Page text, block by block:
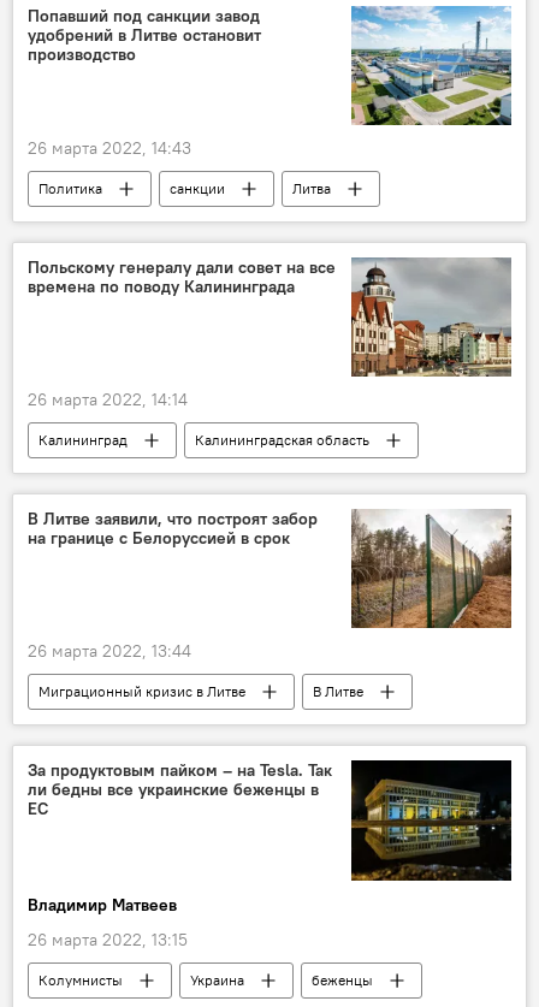
Попавший под санкции завод
удобрений в Литве остановит
производство
26 марта 2022, 14:43
Политика санкции
Литва
завод
предприятия Россия
Польскому генералу дали совет на все
времена по поводу Калининграда
26 марта 2022, 14:14
Калининград
Калининградская область
Россия
Польша
Политика
политические отношения
В Литве заявили, что построят забор
на границе с Белоруссией в срок
26 марта 2022, 13:44
Миграционный кризис в Литве
В Литве
Литва
Белоруссия
миграционный кризис
мигранты
За продуктовым пайком – на Tesla. Так
ли бедны все украинские беженцы в
ЕС
Владимир Матвеев
26 марта 2022, 13:15
Колумнисты Украина
беженцы